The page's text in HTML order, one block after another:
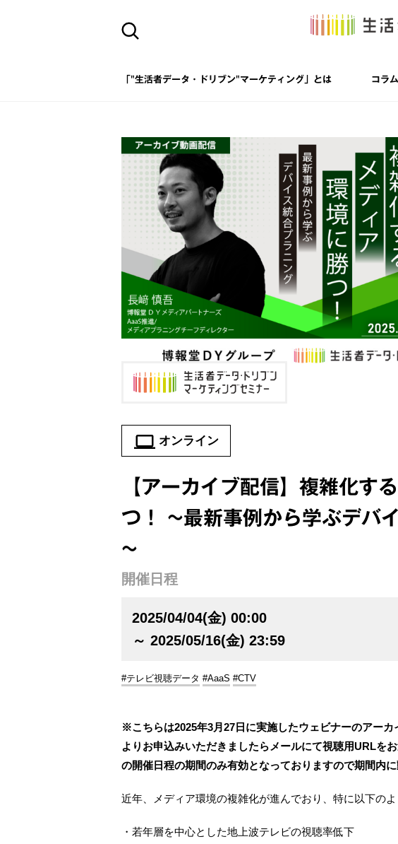
「"生活者データ・ドリブン"マーケティング」とは コラム
オンライン
【アーカイブ配信】複雑化す
つ！ ~最新事例から学ぶデバ
~
開催日程
2025/04/04(金) 00:00
～ 2025/05/16(金) 23:59
#テレビ視聴データ #AaaS #CTV
※こちらは2025年3月27日に実施したウェビナーのアー
よりお申込みいただきましたらメールにて視聴用URLを
の開催日程の期間のみ有効となっておりますので期間内
近年、メディア環境の複雑化が進んでおり、特に以下の
・若年層を中心とした地上波テレビの視聴率低下